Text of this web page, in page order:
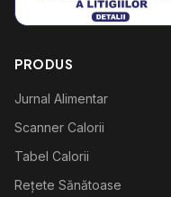
PRODUS
Jurnal Alimentar
Scanner Calorii
Tabel Calorii
Rețete Sănătoase